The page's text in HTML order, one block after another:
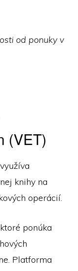
od ponuky v
(VET)
využíva
knihy na
operácií.
ponúka
Platforma